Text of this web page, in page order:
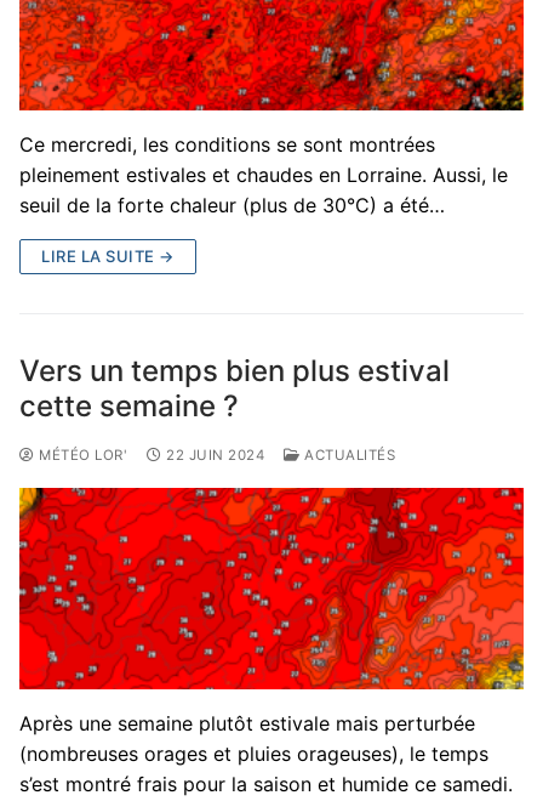
Ce mercredi, les conditions se sont montrées
pleinement estivales et chaudes en Lorraine. Aussi, le
seuil de la forte chaleur (plus de 30°C) a été…
LIRE LA SUITE →
Vers un temps bien plus estival
cette semaine ?
MÉTÉO LOR' 22 JUIN 2024 ACTUALITÉS
Après une semaine plutôt estivale mais perturbée
(nombreuses orages et pluies orageuses), le temps
s’est montré frais pour la saison et humide ce samedi.